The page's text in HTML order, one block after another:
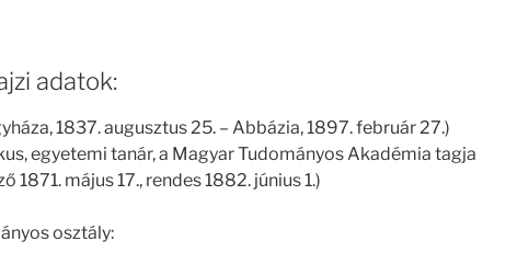
adatok:
1837. augusztus 25. – Abbázia, 1897. február 27.)
egyetemi tanár, a Magyar Tudományos Akadémia tagja
1871. május 17., rendes 1882. június 1.)
osztály: